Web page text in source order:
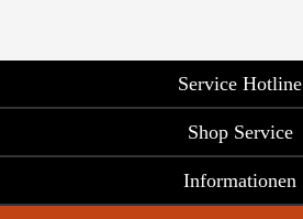
Service Hotline
Shop Service
Informationen